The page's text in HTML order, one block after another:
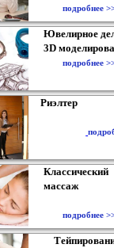
подробнее
Ювелирное
3D
подробнее
Риэлтер
Классический
массаж
подробнее